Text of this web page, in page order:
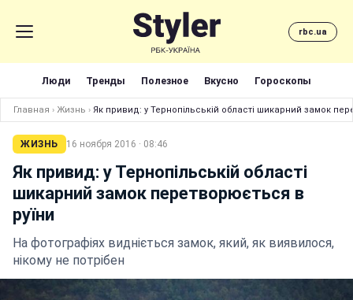
rbc.ua
Люди Тренды Полезное Вкусно Гороскопы
Главная › Жизнь › Як привид: у Тернопільській області шикарний замок
ЖИЗНЬ 16 ноября 2016 · 08:46
Як привид: у Тернопільській області
шикарний замок перетворюється в
руїни
На фотографіях видніється замок, який, як виявилося,
нікому не потрібен